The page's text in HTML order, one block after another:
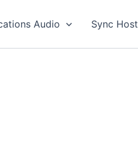
Audio Sync Host